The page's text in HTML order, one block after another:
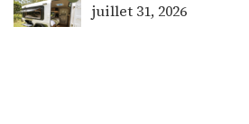
juillet 31, 2026